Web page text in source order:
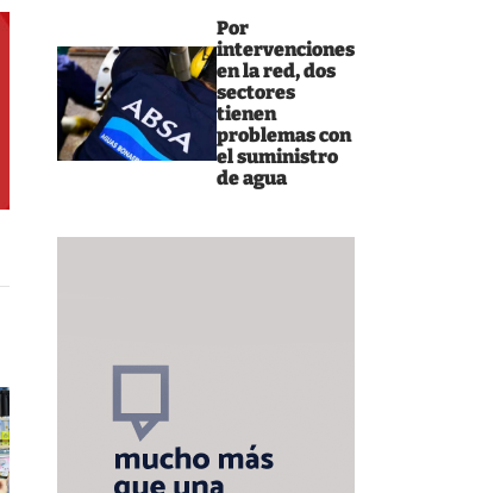
Por
intervenciones
en la red, dos
sectores
tienen
problemas con
el suministro
de agua